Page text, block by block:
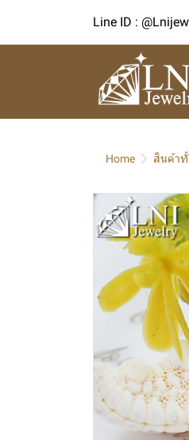
Line ID :
Home สินค้า